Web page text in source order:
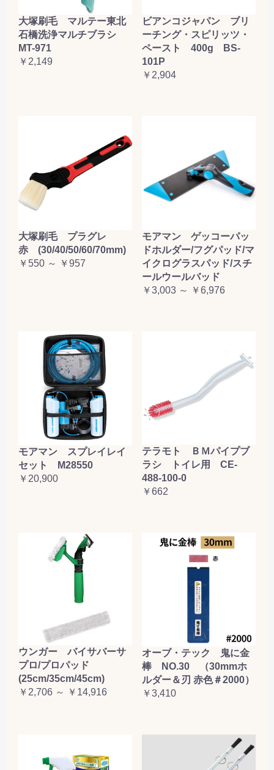
大塚刷毛 マルテー東北
石橋洗浄マルチブラシ
MT-971
￥2,149
ビアンコジャパン ブリ
ーチング・スピリッツ・
ペースト 400g BS-
101P
￥2,904
大塚刷毛 プラグレ
赤 (30/40/50/60/70mm)
￥550 ～ ￥957
モアマン ゲッコーパッ
ドホルダー/フグパッド/マ
イクログラスパッド/スチ
ールウールバッド
￥3,003 ～ ￥6,976
モアマン スプレイレイ
セット M28550
￥20,900
テラモト ＢＭパイプブ
ラシ トイレ用 CE-
488-100-0
￥662
ウンガー バイサバーサ
プロ/プロパッド
(25cm/35cm/45cm)
￥2,706 ～ ￥14,916
オーブ・テック 鬼に金
棒 NO.30 （30mmホ
ルダー＆刃 赤色＃2000）
￥3,410